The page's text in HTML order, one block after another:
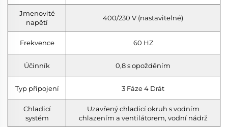
Jmenovité
napětí
400/230 V (nastavitelné)
Frekvence 60 HZ
Účinník 0,8 s opožděním
Typ připojení 3 Fáze 4 Drát
Chladicí
systém
Uzavřený chladicí okruh s vodním
chlazením a ventilátorem, vodní nádrž